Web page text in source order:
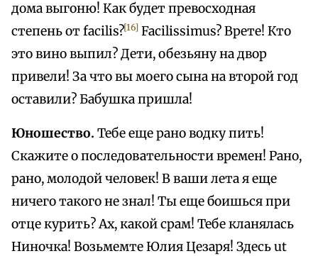
дома выгоню! Как будет превосходная
степень от facilis?[16] Facilissimus? Врете! Кто
это вино выпил? Дети, обезьяну на двор
привели! За что вы моего сына на второй год
оставили? Бабушка пришла!
Юношество. Тебе еще рано водку пить!
Скажите о последовательности времен! Рано,
рано, молодой человек! В ваши лета я еще
ничего такого не знал! Ты еще боишься при
отце курить? Ах, какой срам! Тебе кланялась
Ниночка! Возьмемте Юлия Цезаря! Здесь ut